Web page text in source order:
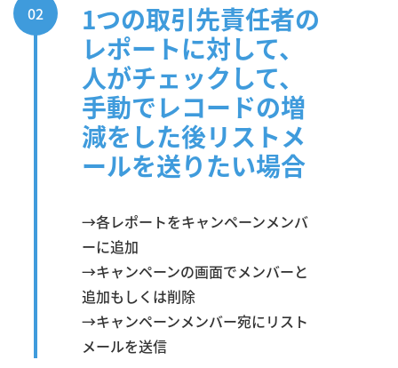
02
1つの取引先責任者の
レポートに対して、
人がチェックして、
手動でレコードの増
減をした後リストメ
ールを送りたい場合
→各レポートをキャンペーンメンバ
ーに追加
→キャンペーンの画面でメンバーと
追加もしくは削除
→キャンペーンメンバー宛にリスト
メールを送信